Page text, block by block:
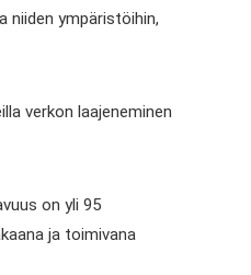
niiden ympäristöihin,
verkon laajeneminen
on yli 95
ja toimivana